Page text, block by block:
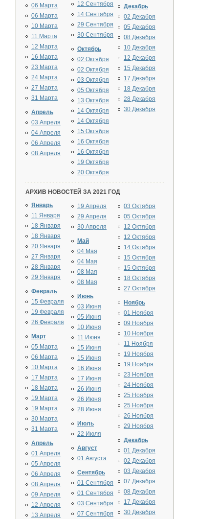
06 Марта
06 Марта
10 Марта
11 Марта
12 Марта
16 Марта
23 Марта
24 Марта
27 Марта
31 Марта
Апрель
03 Апреля
04 Апреля
06 Апреля
08 Апреля
12 Сентября
14 Сентября
29 Сентября
30 Сентября
Октябрь
02 Октября
02 Октября
03 Октября
05 Октября
13 Октября
14 Октября
14 Октября
15 Октября
16 Октября
16 Октября
19 Октября
20 Октября
Декабрь
02 Декабря
05 Декабря
08 Декабря
10 Декабря
12 Декабря
15 Декабря
17 Декабря
18 Декабря
28 Декабря
30 Декабря
АРХИВ НОВОСТЕЙ ЗА 2021 ГОД
Январь
11 Января
18 Января
18 Января
20 Января
27 Января
28 Января
29 Января
Февраль
15 Февраля
19 Февраля
26 Февраля
Март
05 Марта
06 Марта
10 Марта
17 Марта
18 Марта
19 Марта
19 Марта
30 Марта
31 Марта
Апрель
01 Апреля
05 Апреля
06 Апреля
08 Апреля
09 Апреля
12 Апреля
13 Апреля
19 Апреля
29 Апреля
30 Апреля
Май
04 Мая
04 Мая
08 Мая
08 Мая
Июнь
03 Июня
05 Июня
10 Июня
11 Июня
15 Июня
15 Июня
16 Июня
17 Июня
26 Июня
26 Июня
28 Июня
Июль
22 Июля
Август
01 Августа
Сентябрь
01 Сентября
01 Сентября
03 Сентября
07 Сентября
03 Октября
05 Октября
12 Октября
12 Октября
14 Октября
15 Октября
15 Октября
18 Октября
27 Октября
Ноябрь
01 Ноября
09 Ноября
10 Ноября
11 Ноября
19 Ноября
19 Ноября
23 Ноября
24 Ноября
25 Ноября
25 Ноября
26 Ноября
29 Ноября
Декабрь
01 Декабря
02 Декабря
03 Декабря
07 Декабря
08 Декабря
17 Декабря
30 Декабря